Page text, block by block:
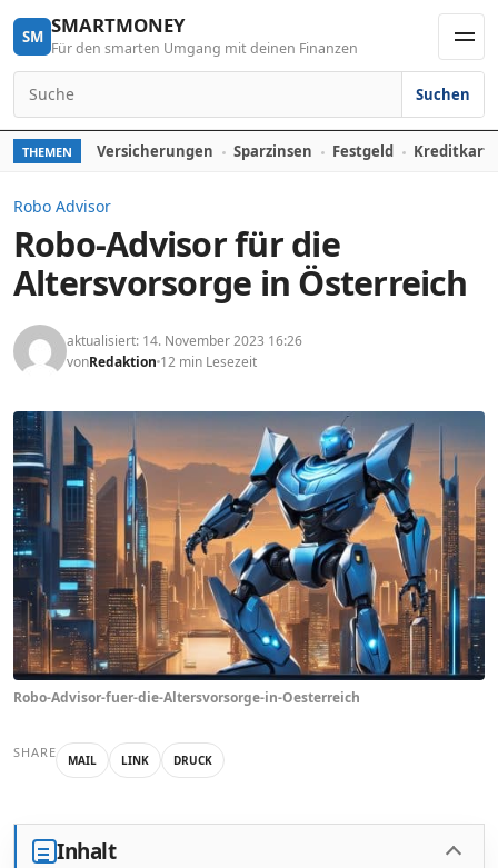
Skip to content
SM SMARTMONEY
Für den smarten Umgang mit deinen Finanzen
Search for:
Suchen
THEMEN Versicherungen Sparzinsen Festgeld
Robo Advisor
Robo-Advisor für die
Altersvorsorge in Österreich
aktualisiert: 14. November 2023 16:26
vonRedaktion 12 min Lesezeit
Robo-Advisor-fuer-die-Altersvorsorge-in-Oesterreich
SHARE MAIL LINK DRUCK
Inhalt